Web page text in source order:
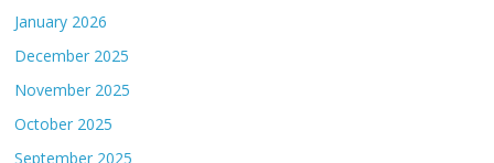
January 2026
December 2025
November 2025
October 2025
September 2025